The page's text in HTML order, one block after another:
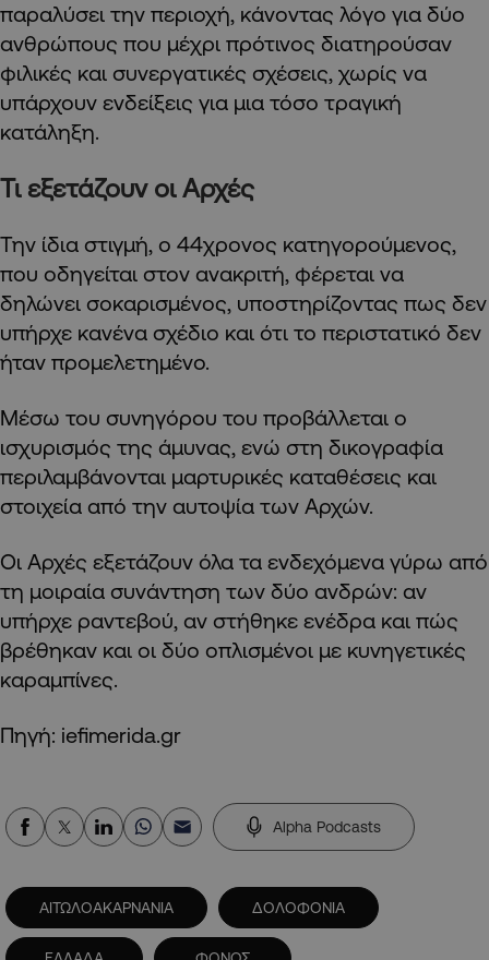
παραλύσει την περιοχή, κάνοντας λόγο για δύο
ανθρώπους που μέχρι πρότινος διατηρούσαν
φιλικές και συνεργατικές σχέσεις, χωρίς να
υπάρχουν ενδείξεις για μια τόσο τραγική
κατάληξη.
Τι εξετάζουν οι Αρχές
Την ίδια στιγμή, ο 44χρονος κατηγορούμενος,
που οδηγείται στον ανακριτή, φέρεται να
δηλώνει σοκαρισμένος, υποστηρίζοντας πως δεν
υπήρχε κανένα σχέδιο και ότι το περιστατικό δεν
ήταν προμελετημένο.
Μέσω του συνηγόρου του προβάλλεται ο
ισχυρισμός της άμυνας, ενώ στη δικογραφία
περιλαμβάνονται μαρτυρικές καταθέσεις και
στοιχεία από την αυτοψία των Αρχών.
Οι Αρχές εξετάζουν όλα τα ενδεχόμενα γύρω από
τη μοιραία συνάντηση των δύο ανδρών: αν
υπήρχε ραντεβού, αν στήθηκε ενέδρα και πώς
βρέθηκαν και οι δύο οπλισμένοι με κυνηγετικές
καραμπίνες.
Πηγή: iefimerida.gr
Alpha Podcasts
ΑΙΤΩΛΟΑΚΑΡΝΑΝΙΑ ΔΟΛΟΦΟΝΙΑ